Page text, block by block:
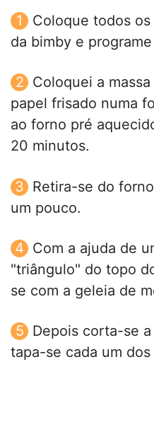
Coloque todos
da bimby e
Coloquei a
papel frisado numa
ao forno pré
20 minutos.
Retira-se do
um pouco.
Com a ajuda de
"triângulo" do topo
se com a geleia de
Depois corta-se
tapa-se cada um